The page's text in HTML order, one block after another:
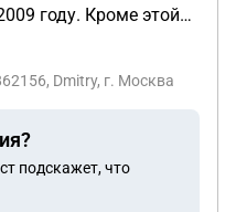
году. Кроме этой
умерла
мой брат
прошло 6 месяцев,
наследство на
суд и квартира
Dmitry, г. Москва
подскажет, что